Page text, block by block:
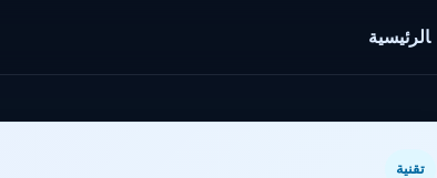
الرئيسية
تقنية